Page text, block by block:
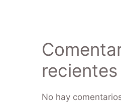
recientes
No hay